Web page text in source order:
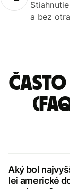
a bez
Aký bol
lei americké